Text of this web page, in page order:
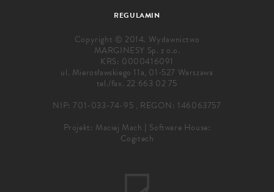
REGULAMIN
Copyright © 2014. Wydawnictwo
MARGINESY Sp. z o.o.
KRS: 0000416091
ul. Mierosławskiego 11a, 01-527 Warszawa
tel./fax. 22 663 02 75
NIP: 701-033-74-95 , REGON: 146063757
Projekt: Maciej Mach | Software House:
Cogitech